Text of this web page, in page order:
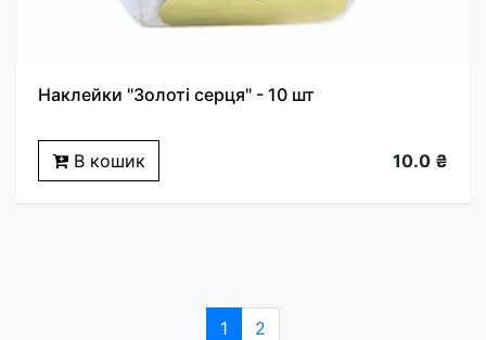
Наклейки "Золоті серця" - 10 шт
В кошик 10.0 ₴
1 2